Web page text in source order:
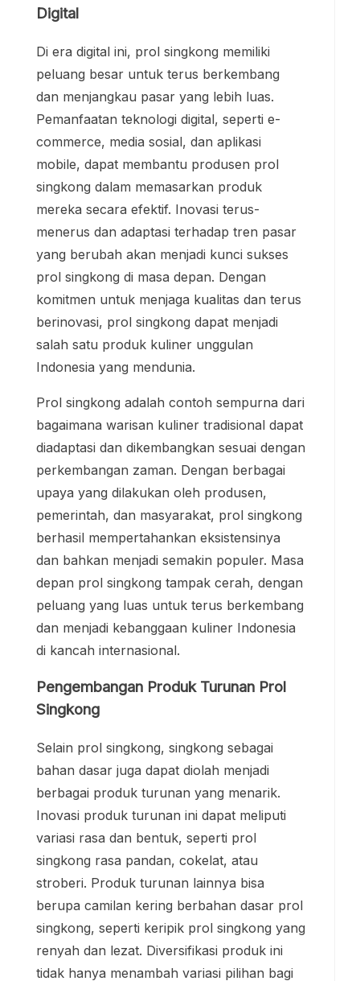
Digital
Di era digital ini, prol singkong memiliki
peluang besar untuk terus berkembang
dan menjangkau pasar yang lebih luas.
Pemanfaatan teknologi digital, seperti e-
commerce, media sosial, dan aplikasi
mobile, dapat membantu produsen prol
singkong dalam memasarkan produk
mereka secara efektif. Inovasi terus-
menerus dan adaptasi terhadap tren pasar
yang berubah akan menjadi kunci sukses
prol singkong di masa depan. Dengan
komitmen untuk menjaga kualitas dan terus
berinovasi, prol singkong dapat menjadi
salah satu produk kuliner unggulan
Indonesia yang mendunia.
Prol singkong adalah contoh sempurna dari
bagaimana warisan kuliner tradisional dapat
diadaptasi dan dikembangkan sesuai dengan
perkembangan zaman. Dengan berbagai
upaya yang dilakukan oleh produsen,
pemerintah, dan masyarakat, prol singkong
berhasil mempertahankan eksistensinya
dan bahkan menjadi semakin populer. Masa
depan prol singkong tampak cerah, dengan
peluang yang luas untuk terus berkembang
dan menjadi kebanggaan kuliner Indonesia
di kancah internasional.
Pengembangan Produk Turunan Prol
Singkong
Selain prol singkong, singkong sebagai
bahan dasar juga dapat diolah menjadi
berbagai produk turunan yang menarik.
Inovasi produk turunan ini dapat meliputi
variasi rasa dan bentuk, seperti prol
singkong rasa pandan, cokelat, atau
stroberi. Produk turunan lainnya bisa
berupa camilan kering berbahan dasar prol
singkong, seperti keripik prol singkong yang
renyah dan lezat. Diversifikasi produk ini
tidak hanya menambah variasi pilihan bagi